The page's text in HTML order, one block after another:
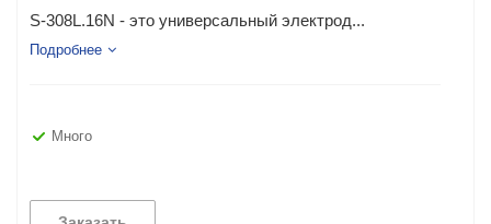
S-308L.16N - это универсальный электрод...
Подробнее
Много